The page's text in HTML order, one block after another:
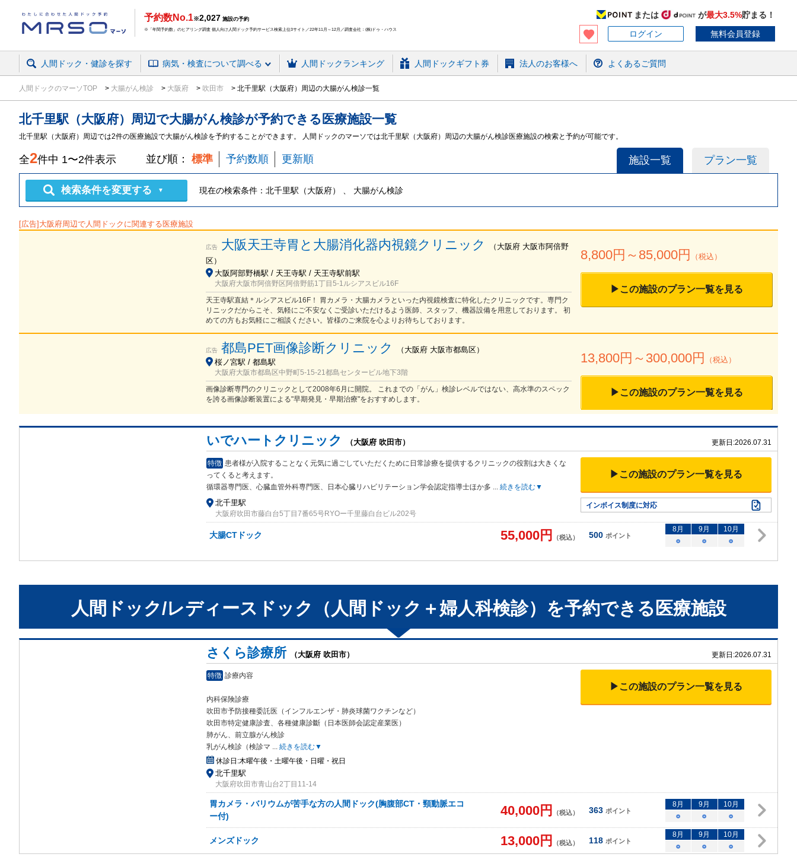
予約数No.1※2,027 施設の予約
※「年間予約数」のヒアリング調査 個人向け人間ドック予約サービス検索上位3サイト／22年11月～12月／調査会社：(株)ドゥ・ハウス
または が最大3.5%貯まる！
ログイン
無料会員登録
人間ドック・健診を探す 病気・検査について調べる 人間ドックランキング 人間ドックギフト券 法人のお客様へ よくあるご質問
人間ドックのマーソTOP 大腸がん検診 大阪府 吹田市 北千里駅（大阪府）周辺の大腸がん検診一覧
北千里駅（大阪府）周辺で大腸がん検診が予約できる 医療施設一覧
北千里駅（大阪府）周辺では2件の医療施設で大腸がん検診を予約することができます。 人間ドックのマーソでは北千里駅（大阪府）周辺の大腸がん検診医療施設の検索と予約が可能です。
施設一覧 プラン一覧
全2件中 1〜2件表示 並び順： 標準 予約数順 更新順
検索条件を変更する ▼ 現在の検索条件： 北千里駅（大阪府） 、 大腸がん検診
[広告] 大阪府周辺で人間ドックに関連する医療施設
広告 大阪天王寺胃と大腸消化器内視鏡クリニック （ 大阪府 大阪市阿倍野
区）
大阪阿部野橋駅 / 天王寺駅 / 天王寺駅前駅
大阪府大阪市阿倍野区阿倍野筋1丁目5-1ルシアスビル16F
天王寺駅直結＊ルシアスビル16F！ 胃カメラ・大腸カメラといった内視鏡検査に特化したクリニックです。専門ク
リニックだからこそ、気軽にご不安なくご受診いただけるよう医師、スタッフ、機器設備を用意しております。 初
めての方もお気軽にご相談ください。皆様のご来院を心よりお待ちしております。
8,800円～ 85,000円 （税込）
▶この施設のプラン一覧を見る
広告 都島PET画像診断クリニック （ 大阪府 大阪市都島区）
桜ノ宮駅 / 都島駅
大阪府大阪市都島区中野町5-15-21都島センタービル地下3階
画像診断専門のクリニックとして2008年6月に開院。 これまでの「がん」検診レベルではない、高水準のスペック
を誇る画像診断装置による"早期発見・早期治療"をおすすめします。
13,800円～ 300,000円 （税込）
▶この施設のプラン一覧を見る
いでハートクリニック （大阪府 吹田市） 更新日:2026.07.31
特徴 患者様が入院することなく元気に過ごしていただくために日常診療を提供するクリニックの役割は大きくな
って くると考えます。
循環器専門医、心臓血管外科専門医、日本心臓リハビリテーション学会認定指導士ほか多 ... 続きを読む▼
北千里駅
大阪府吹田市藤白台5丁目7番65号RYOー千里藤白台ビル202号
▶この施設のプラン一覧を見る
インボイス制度に対応
大腸CTドック 55,000円 （税込） 500 ポイント
8月 9月 10月
○
○ ○
人間ドック/レディースドック（人間ドック＋婦人科検診） を予約できる 医療施設
さくら診療所 （大阪府 吹田市） 更新日:2026.07.31
特徴 診療内容
内科保険診療
吹田市予防接種委託医（インフルエンザ・肺炎球菌ワクチンなど）
吹田市特定健康診査、各種健康診斷（日本医師会認定産業医）
肺がん、前立腺がん検診
乳がん検診（検診マ ... 続きを読む▼
休診日:木曜午後・土曜午後・日曜・祝日
北千里駅
大阪府吹田市青山台2丁目11-14
▶この施設のプラン一覧を見る
胃カメラ・バリウムが苦手な方の人間ドック(胸腹部CT・頸動脈エコ
ー付)
40,000円 （税込） 363 ポイント
8月 9月 10月
○
○ ○
メンズドック 13,000円 （税込） 118 ポイント
8月 9月 10月
○
○ ○